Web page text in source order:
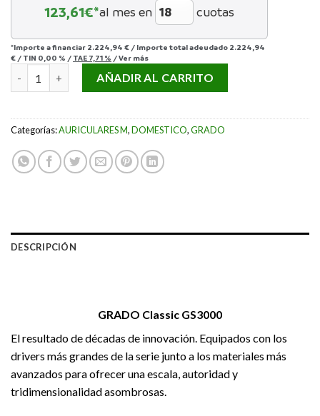
123,61€*al mes en cuotas
*Importe a financiar 2.224,94 € / Importe total adeudado 2.224,94
€ / TIN 0,00 % / TAE 7,71 % /Ver más
AURICULAR GRADO CLASSIC GS3000 cantidad
AÑADIR AL CARRITO
Categorías:AURICULARES M,DOMESTICO,GRADO
DESCRIPCIÓN
GRADO Classic GS3000
El resultado de décadas de innovación. Equipados con los
drivers más grandes de la serie junto a los materiales más
avanzados para ofrecer una escala, autoridad y
tridimensionalidad asombrosas.